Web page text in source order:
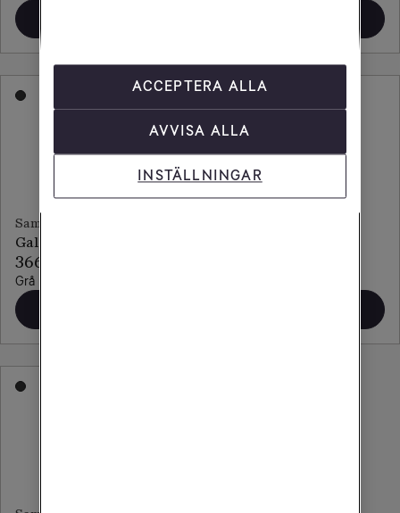
Samsung
Galaxy Tab S10 FE 5G
366 kr/mån
Grå
ACCEPTERA ALLA
AVVISA ALLA
INSTÄLLNINGAR